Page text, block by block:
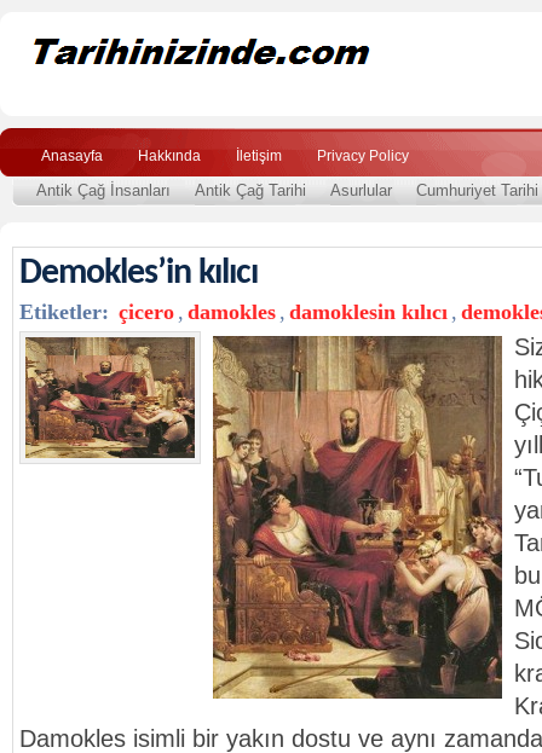
Anasayfa Hakkında İletişim Privacy Policy
Antik Çağ İnsanları Antik Çağ Tarihi Asurlular Cumhuriyet Tarihi
Demokles’in kılıcı
Etiketler: çicero , damokles , damoklesin kılıcı ,
Damokles isimli bir yakın dostu ve aynı